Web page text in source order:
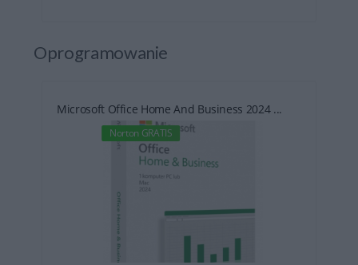
Oprogramowanie
Microsoft Office Home And Business 2024 ...
Norton GRATIS